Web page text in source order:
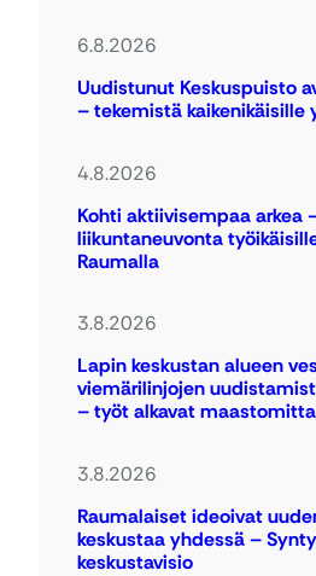
6.8.2026
Uudistunut Keskuspuisto
– tekemistä kaikenikäisille
4.8.2026
Kohti aktiivisempaa arkea
liikuntaneuvonta
Raumalla
3.8.2026
Lapin keskustan alueen
viemärilinjojen
– työt alkavat
3.8.2026
Raumalaiset ideoivat
keskustaa yhdessä –
keskustavisio